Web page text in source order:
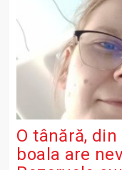
O tânără,
boala are